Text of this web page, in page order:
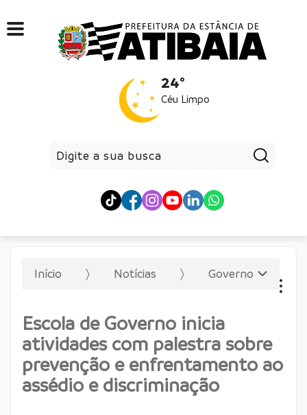
24°
Céu Limpo
Início Notícias Governo
Escola de Governo inicia
atividades com palestra sobre
prevenção e enfrentamento ao
assédio e discriminação